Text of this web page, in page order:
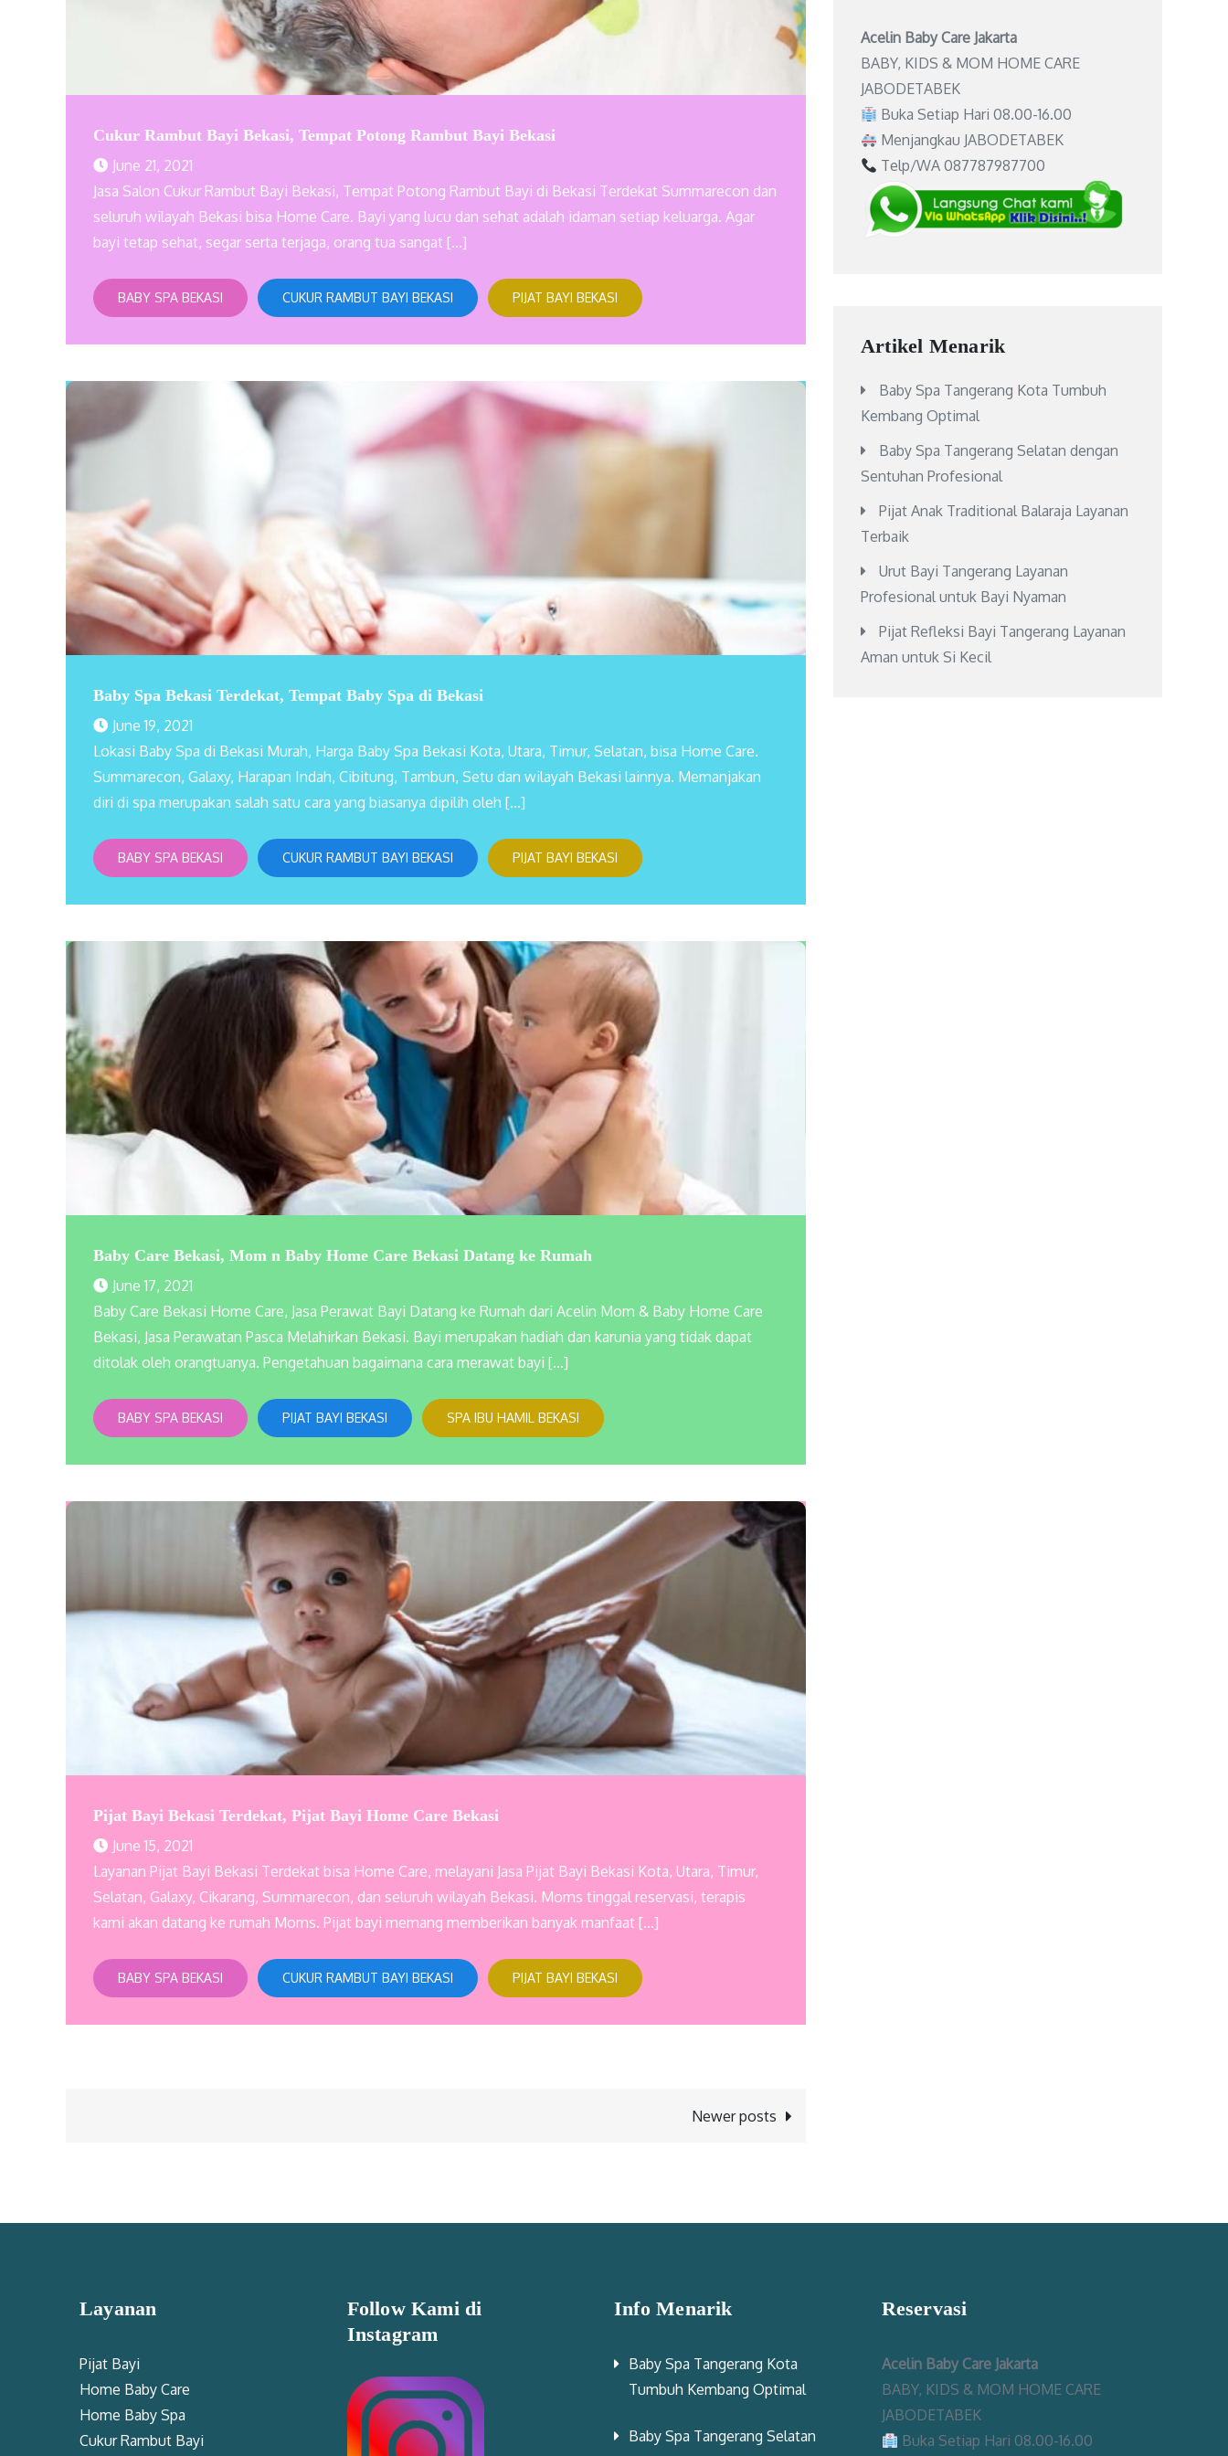
Cukur Rambut Bayi Bekasi, Tempat Potong Rambut Bayi Bekasi
June 21, 2021
Jasa Salon Cukur Rambut Bayi Bekasi, Tempat Potong Rambut Bayi di Bekasi Terdekat Summarecon dan
seluruh wilayah Bekasi bisa Home Care. Bayi yang lucu dan sehat adalah idaman setiap keluarga. Agar
bayi tetap sehat, segar serta terjaga, orang tua sangat […]
BABY SPA BEKASI CUKUR RAMBUT BAYI BEKASI PIJAT BAYI BEKASI
Baby Spa Bekasi Terdekat, Tempat Baby Spa di Bekasi
June 19, 2021
Lokasi Baby Spa di Bekasi Murah, Harga Baby Spa Bekasi Kota, Utara, Timur, Selatan, bisa Home Care.
Summarecon, Galaxy, Harapan Indah, Cibitung, Tambun, Setu dan wilayah Bekasi lainnya. Memanjakan
diri di spa merupakan salah satu cara yang biasanya dipilih oleh […]
BABY SPA BEKASI CUKUR RAMBUT BAYI BEKASI PIJAT BAYI BEKASI
Baby Care Bekasi, Mom n Baby Home Care Bekasi Datang ke Rumah
June 17, 2021
Baby Care Bekasi Home Care, Jasa Perawat Bayi Datang ke Rumah dari Acelin Mom & Baby Home Care
Bekasi, Jasa Perawatan Pasca Melahirkan Bekasi. Bayi merupakan hadiah dan karunia yang tidak dapat
ditolak oleh orangtuanya. Pengetahuan bagaimana cara merawat bayi […]
BABY SPA BEKASI PIJAT BAYI BEKASI SPA IBU HAMIL BEKASI
Pijat Bayi Bekasi Terdekat, Pijat Bayi Home Care Bekasi
June 15, 2021
Layanan Pijat Bayi Bekasi Terdekat bisa Home Care, melayani Jasa Pijat Bayi Bekasi Kota, Utara, Timur,
Selatan, Galaxy, Cikarang, Summarecon, dan seluruh wilayah Bekasi. Moms tinggal reservasi, terapis
kami akan datang ke rumah Moms. Pijat bayi memang memberikan banyak manfaat […]
BABY SPA BEKASI CUKUR RAMBUT BAYI BEKASI PIJAT BAYI BEKASI
Newer posts
Acelin Baby Care Jakarta
BABY, KIDS & MOM HOME CARE
JABODETABEK
Buka Setiap Hari 08.00-16.00
Menjangkau JABODETABEK
Telp/WA 087787987700
Artikel Menarik
Baby Spa Tangerang Kota Tumbuh
Kembang Optimal
Baby Spa Tangerang Selatan dengan
Sentuhan Profesional
Pijat Anak Traditional Balaraja Layanan
Terbaik
Urut Bayi Tangerang Layanan
Profesional untuk Bayi Nyaman
Pijat Refleksi Bayi Tangerang Layanan
Aman untuk Si Kecil
Layanan
Pijat Bayi
Home Baby Care
Home Baby Spa
Cukur Rambut Bayi
Follow Kami di
Instagram
Info Menarik
Baby Spa Tangerang Kota
Tumbuh Kembang Optimal
Baby Spa Tangerang Selatan
Reservasi
Acelin Baby Care Jakarta
BABY, KIDS & MOM HOME CARE
JABODETABEK
Buka Setiap Hari 08.00-16.00